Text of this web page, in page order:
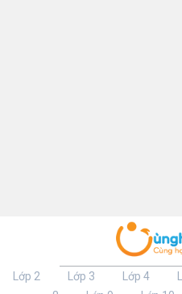
Lớp 2 Lớp 3 Lớp 4